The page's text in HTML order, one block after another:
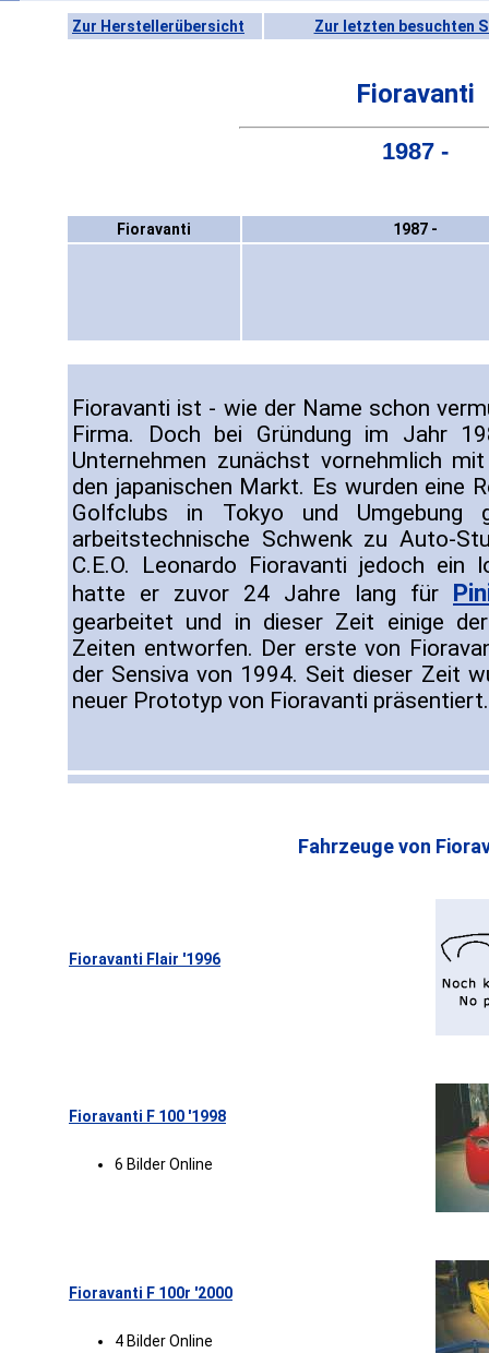
Zur Herstellerübersicht Zur letzten besuchten
Fioravanti
1987 -
Fioravanti 1987 -
Fioravanti ist - wie der Name schon
Firma. Doch bei Gründung im Jahr
Unternehmen zunächst vornehmlich
den japanischen Markt. Es wurden eine
Golfclubs in Tokyo und Umgebung
arbeitstechnische Schwenk zu Auto-
C.E.O. Leonardo Fioravanti jedoch ein
hatte er zuvor 24 Jahre lang für
gearbeitet und in dieser Zeit einige
Zeiten entworfen. Der erste von
der Sensiva von 1994. Seit dieser Zeit
neuer Prototyp von Fioravanti präsentiert.
Fahrzeuge von
Fioravanti Flair '1996
Fioravanti F 100 '1998
6 Bilder Online
Fioravanti F 100r '2000
4 Bilder Online